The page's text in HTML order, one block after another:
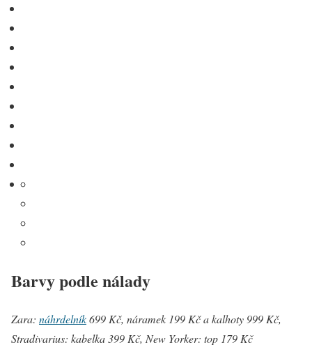
Barvy podle nálady
Zara: náhrdelník699 Kč, náramek 199 Kč a kalhoty 999 Kč,
Stradivarius: kabelka 399 Kč, New Yorker: top 179 Kč